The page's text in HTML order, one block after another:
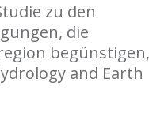
zu den
die
begünstigen,
and Earth